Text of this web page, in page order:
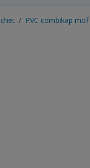
/ PVC combikap